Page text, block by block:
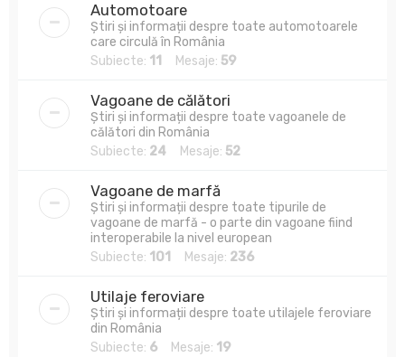
Automotoare
Știri și informații despre toate automotoarele
care circulă în România
Subiecte: 11 Mesaje: 59
Vagoane de călători
Știri și informații despre toate vagoanele de
călători din România
Subiecte: 24 Mesaje: 52
Vagoane de marfă
Știri și informații despre toate tipurile de
vagoane de marfă - o parte din vagoane fiind
interoperabile la nivel european
Subiecte: 101 Mesaje: 236
Utilaje feroviare
Știri și informații despre toate utilajele feroviare
din România
Subiecte: 6 Mesaje: 19